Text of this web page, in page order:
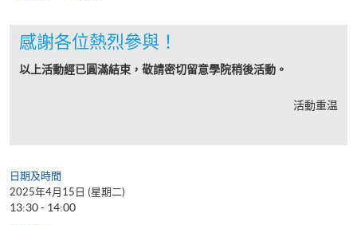
感謝各位熱烈參與！
以上活動經已圓滿結束，敬請密切留意學院稍後活動。
活動重温
日期及時間
2025年4月15日 (星期二)
13:30 - 14:00